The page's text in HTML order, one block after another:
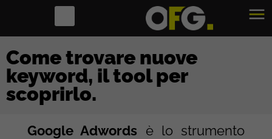
Come trovare nuove
keyword, il tool per
scoprirlo.
Google Adwords è lo strumento